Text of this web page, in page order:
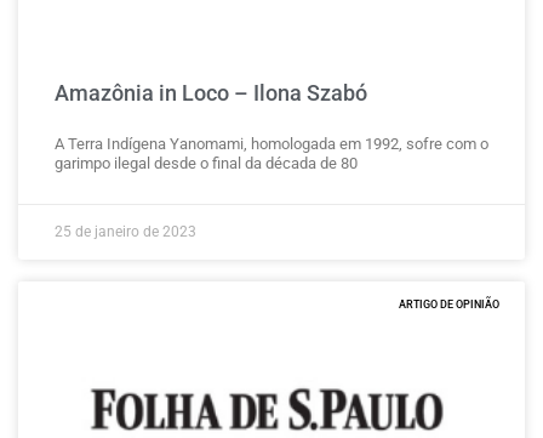
Amazônia in Loco – Ilona Szabó
A Terra Indígena Yanomami, homologada em 1992, sofre com o
garimpo ilegal desde o final da década de 80
25 de janeiro de 2023
ARTIGO DE OPINIÃO